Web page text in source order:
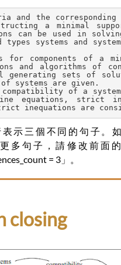
and the
a minimal
can be used in
types systems and
for components of a
and algorithms of
generating sets of
systems are given.
of a
equations, strict
inequations are
示三個不同的句子。
更多句子，請修改前面
= 3」。
closing